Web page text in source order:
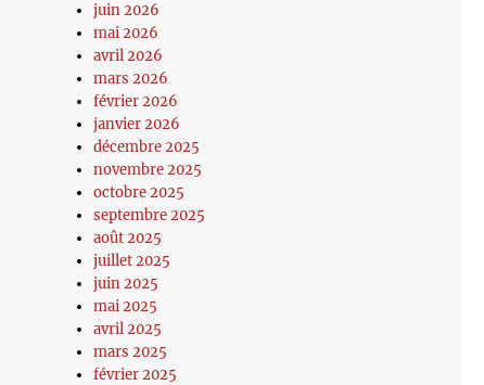
juin 2026
mai 2026
avril 2026
mars 2026
février 2026
janvier 2026
décembre 2025
novembre 2025
octobre 2025
septembre 2025
août 2025
juillet 2025
juin 2025
mai 2025
avril 2025
mars 2025
février 2025